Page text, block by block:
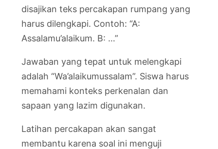
disajikan teks percakapan rumpang yang
harus dilengkapi. Contoh: “A:
Assalamu’alaikum. B: …”
Jawaban yang tepat untuk melengkapi
adalah “Wa’alaikumussalam”. Siswa harus
memahami konteks perkenalan dan
sapaan yang lazim digunakan.
Latihan percakapan akan sangat
membantu karena soal ini menguji